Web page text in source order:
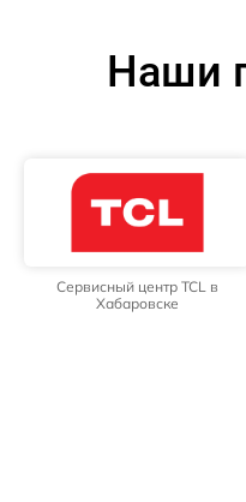
Наши
Сервисный центр TCL в
Хабаровске